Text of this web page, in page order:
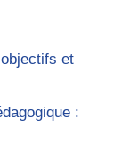
et
: